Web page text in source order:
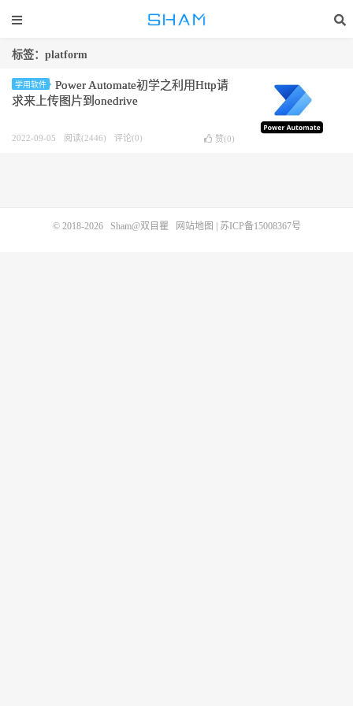
标签：platform
学用软件
Power Automate初学之利用Http请
求来上传图片到onedrive
2022-09-05 阅读(2446) 评论(0) 赞(0)
© 2018-2026 Sham@双目瞿 网站地图 苏ICP备15008367号